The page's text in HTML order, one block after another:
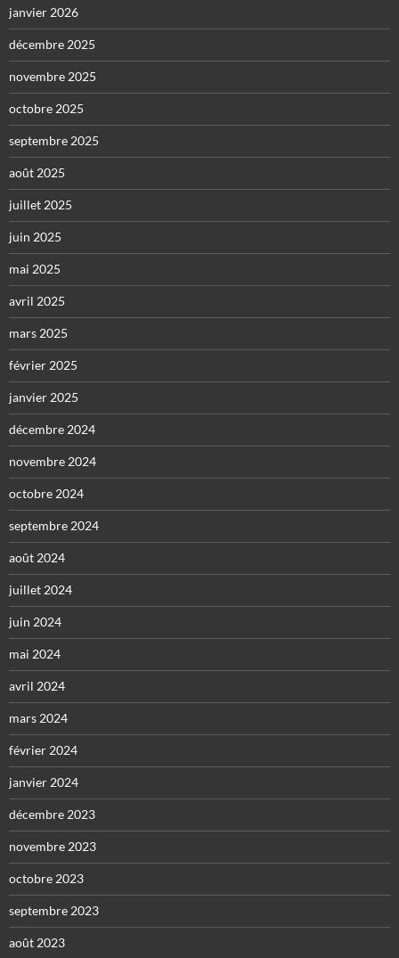
janvier 2026
décembre 2025
novembre 2025
octobre 2025
septembre 2025
août 2025
juillet 2025
juin 2025
mai 2025
avril 2025
mars 2025
février 2025
janvier 2025
décembre 2024
novembre 2024
octobre 2024
septembre 2024
août 2024
juillet 2024
juin 2024
mai 2024
avril 2024
mars 2024
février 2024
janvier 2024
décembre 2023
novembre 2023
octobre 2023
septembre 2023
août 2023